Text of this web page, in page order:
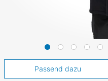
Passend dazu